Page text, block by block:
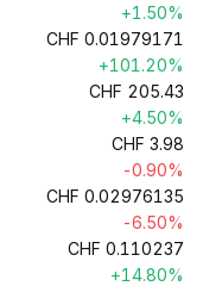
+1.50%
CHF 0.01979171
+101.20%
CHF 205.43
+4.50%
CHF 3.98
-0.90%
CHF 0.02976135
-6.50%
CHF 0.110237
+14.80%